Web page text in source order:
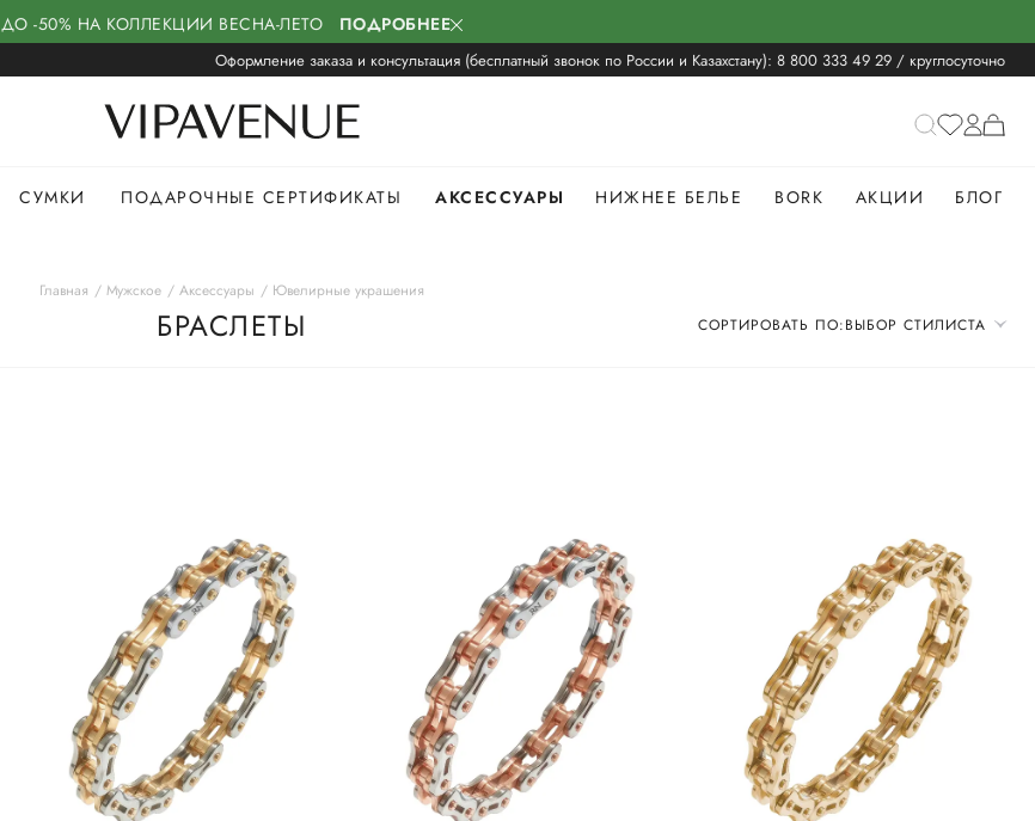
ДО -50% НА КОЛЛЕКЦИИ ВЕСНА-ЛЕТО ПОДРОБНЕЕ
Оформление заказа и консультация (бесплатный звонок по России и Казахстану): 8 800 333 49 29 / круглосуточно
СУМКИ ПОДАРОЧНЫЕ СЕРТИФИКАТЫ АКСЕССУАРЫ НИЖНЕЕ БЕЛЬЕ BORK АКЦИИ БЛОГ
Главная Мужское Аксессуары Ювелирные украшения
БРАСЛЕТЫ СОРТИРОВАТЬ ПО:ВЫБОР СТИЛИСТА